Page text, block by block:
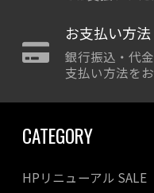
お支払い方法
銀行振込・代
支払い方法を
CATEGORY
HPリニューアル SALE